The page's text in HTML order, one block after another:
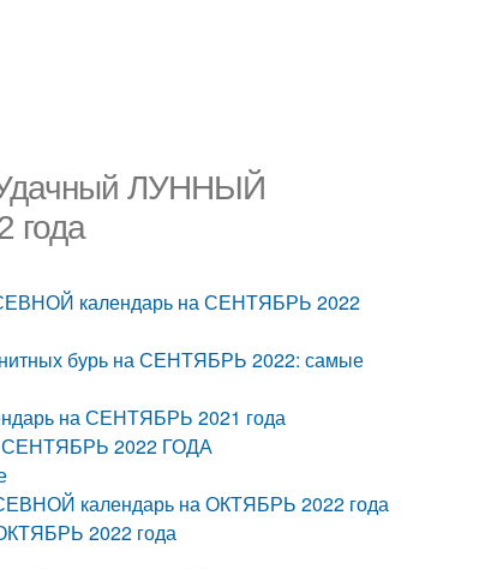
Удачный ЛУННЫЙ
года
календарь на СЕНТЯБРЬ 2022
бурь на СЕНТЯБРЬ 2022: самые
на СЕНТЯБРЬ 2021 года
2022 ГОДА
календарь на ОКТЯБРЬ 2022 года
2022 года